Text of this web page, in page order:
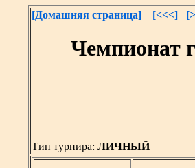
[Домашняя страница] [<<<]
Чемпионат
Тип турнира: ЛИЧНЫЙ